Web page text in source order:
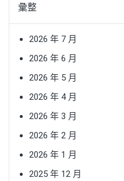
彙整
2026 年 7 月
2026 年 6 月
2026 年 5 月
2026 年 4 月
2026 年 3 月
2026 年 2 月
2026 年 1 月
2025 年 12 月